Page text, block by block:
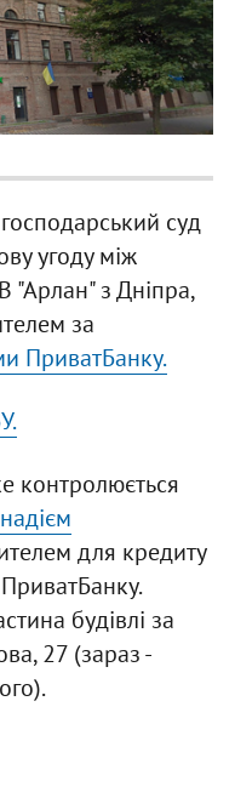
суд
угоду між
"Арлан" з Дніпра,
за
ПриватБанку.
контролюється
для кредиту
будівлі за
27 (зараз -